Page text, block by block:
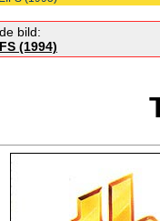
bild:
(1994)